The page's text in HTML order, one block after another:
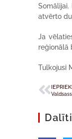
atvērto
Ja
reģionālā
Tulkojusi